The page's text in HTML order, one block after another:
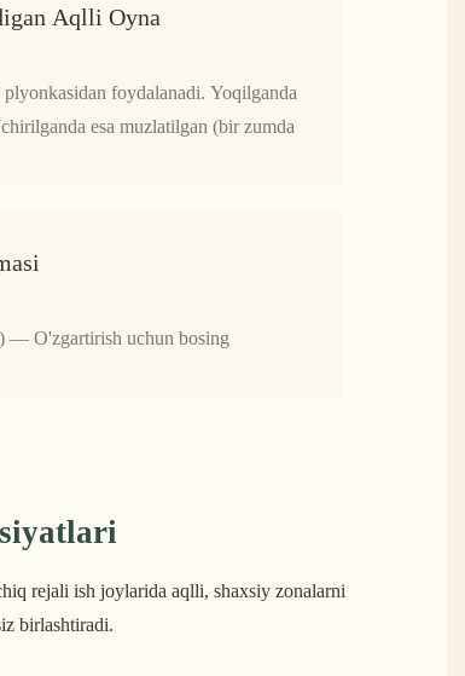
Aqlli Oyna
foydalanadi. Yoqilganda
esa muzlatilgan (bir zumda
— O'zgartirish uchun bosing
rejali ish joylarida aqlli, shaxsiy zonalarni
birlashtiradi.